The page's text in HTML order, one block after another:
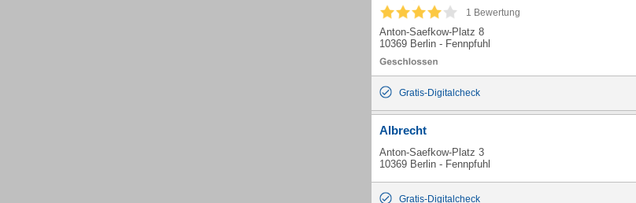
1 Bewertung
Anton-Saefkow-Platz 8
10369 Berlin - Fennpfuhl
Gratis-Digitalcheck
Albrecht
Anton-Saefkow-Platz 3
10369 Berlin - Fennpfuhl
Gratis-Digitalcheck